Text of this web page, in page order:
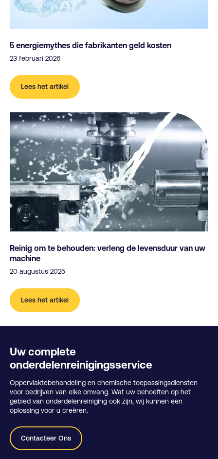
5 energiemythes die fabrikanten geld kosten
23 februari 2026
Lees het artikel
Reinig om te behouden: verleng de levensduur van uw
machine
20 augustus 2025
Lees het artikel
Uw complete
onderdelenreinigingsservice
Oppervlaktebehandeling en chemische toepassingsdiensten
voor bedrijven van elke omvang. Wat uw behoeften op het
gebied van onderdelenreiniging ook zijn, wij kunnen een
oplossing voor u creëren.
Contacteer Ons